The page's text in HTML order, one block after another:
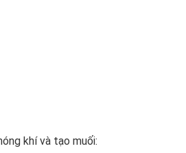
khí và tạo muối: